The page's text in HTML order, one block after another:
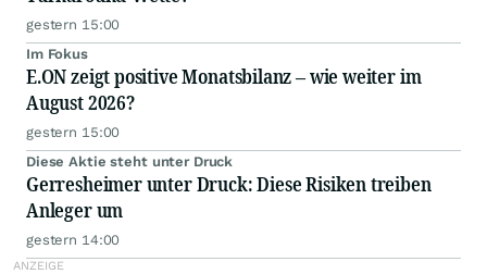
gestern 15:00
Im Fokus
E.ON zeigt positive Monatsbilanz – wie weiter im
August 2026?
gestern 15:00
Diese Aktie steht unter Druck
Gerresheimer unter Druck: Diese Risiken treiben
Anleger um
gestern 14:00